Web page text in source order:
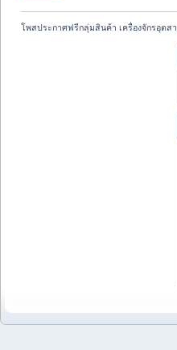
โพสประกาศฟรีกลุ่มสินค้า เครื่องจักรอุตส